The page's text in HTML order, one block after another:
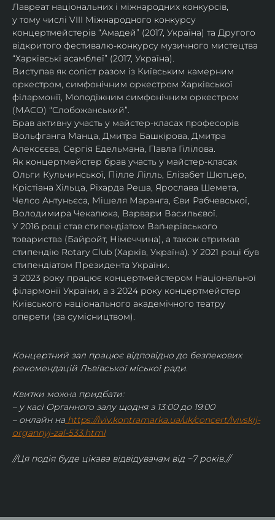
Лавреат національних і міжнародних конкурсів,
у тому числі VIII Міжнародного конкурсу
концертмейстерів “Амадей” (2017, Україна) та Другого
відкритого фестивалю-конкурсу музичного мистецтва
“Харківські асамблеї” (2017, Україна).
Виступав як соліст разом із Київським камерним
оркестром, симфонічним оркестром Харківської
філармонії, Молодіжним симфонічним оркестром
(МАСО) “Слобожанський”.
Брав активну участь у майстер-класах професорів
Вольфганга Манца, Дмитра Башкірова, Дмитра
Алексєєва, Сергія Едельмана, Павла Гілілова.
Як концертмейстер брав участь у майстер-класах
Ольги Кульчинської, Пілле Лілль, Елізабет Шютцер,
Крістіана Хільца, Ріхарда Реша, Ярослава Шемета,
Челсо Антуньєса, Мішеля Маранга, Єви Рабчевської,
Володимира Чекалюка, Варвари Васильєвої.
У 2016 році став стипендіатом Ваґнерівського
товариства (Байройт, Німеччина), а також отримав
стипендію Rotary Club (Харків, Україна). У 2021 році був
стипендіатом Президента України.
З 2023 року працює концертмейстером Національної
філармонії України, а з 2024 року концертмейстер
Київського національного академічного театру
оперети (за сумісництвом).
Концертний зал працює відповідно до безпекових
рекомендацій Львівської міської ради.
Квитки можна придбати:
– у касі Органного залу щодня з 13:00 до 19:00
– онлайн на https://lviv.kontramarka.ua/uk/concert/lvivskij-
organnyj-zal-533.html
//Ця подія буде цікава відвідувачам від ~7 років.//